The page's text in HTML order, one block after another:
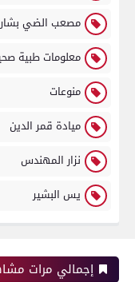
مصعب الضي
معلومات طبية
منوعات
ميادة قمر الدين
نزار المهندس
يس البشير
إجمالي مرات